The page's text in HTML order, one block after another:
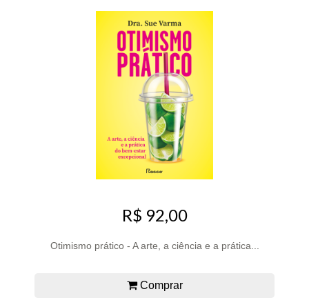
R$ 92,00
Otimismo prático - A arte, a ciência e a prática...
Comprar